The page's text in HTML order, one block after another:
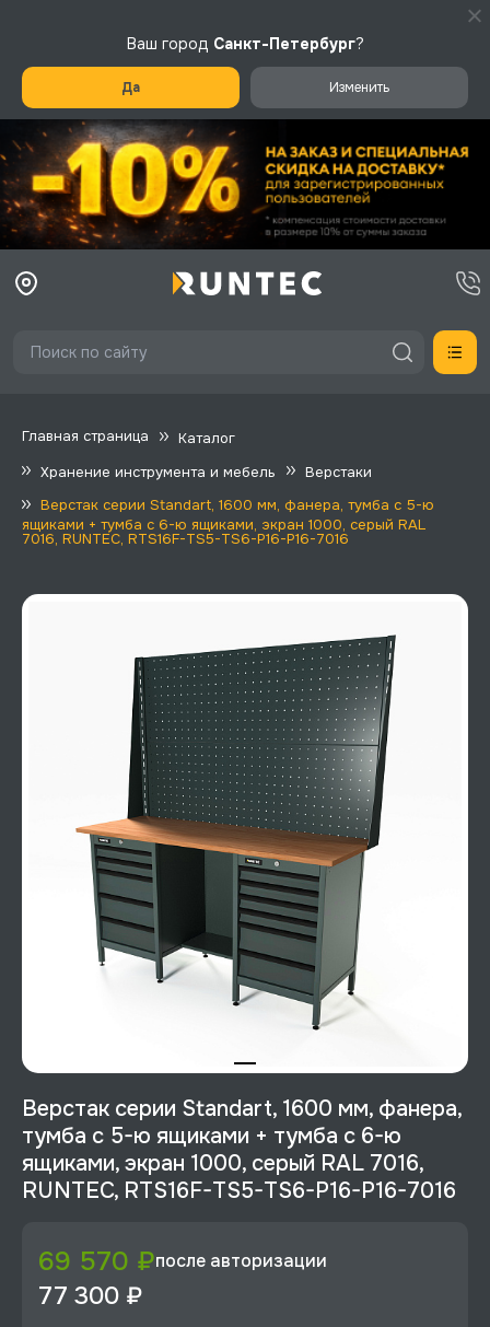
Ваш город Санкт-Петербург?
Да Изменить
Главная страница
Каталог
Хранение инструмента и мебель
Верстаки
Верстак серии Standart, 1600 мм, фанера, тумба с 5-ю
ящиками + тумба с 6-ю ящиками, экран 1000, серый RAL
7016, RUNTEC, RTS16F-TS5-TS6-P16-P16-7016
Верстак серии Standart, 1600 мм, фанера,
тумба с 5-ю ящиками + тумба с 6-ю
ящиками, экран 1000, серый RAL 7016,
RUNTEC, RTS16F-TS5-TS6-P16-P16-7016
69 570 ₽после авторизации
77 300 ₽